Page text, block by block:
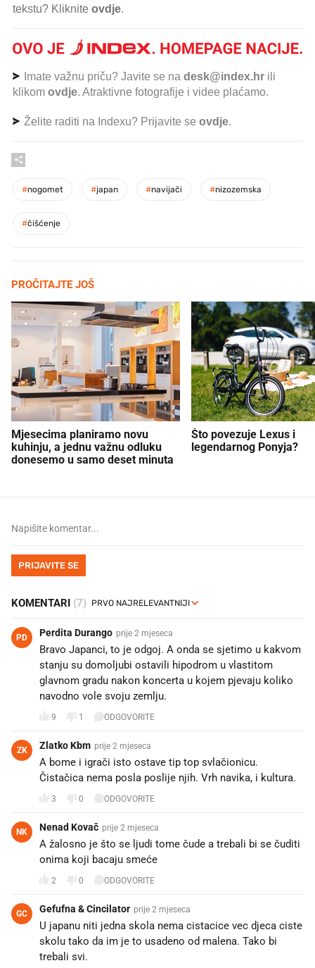
tekstu? Kliknite ovdje.
Imate važnu priču? Javite se na desk@index.hr ili
klikom ovdje. Atraktivne fotografije i videe plaćamo.
Želite raditi na Indexu? Prijavite se ovdje.
#nogomet #japan #navijači #nizozemska
#čišćenje
PROČITAJTE JOŠ
Mjesecima planiramo novu
kuhinju, a jednu važnu odluku
donesemo u samo deset minuta
Što povezuje Lexus i
legendarnog Ponyja?
PRIJAVITE SE
KOMENTARI (7)
PD Perdita Durango prije 2 mjeseca
Bravo Japanci, to je odgoj. A onda se sjetimo u kakvom
stanju su domoljubi ostavili hipodrom u vlastitom
glavnom gradu nakon koncerta u kojem pjevaju koliko
navodno vole svoju zemlju.
9 1 ODGOVORITE
ZK Zlatko Kbm prije 2 mjeseca
A bome i igrači isto ostave tip top svlačionicu.
Čistačica nema posla poslije njih. Vrh navika, i kultura.
3 0 ODGOVORITE
NK Nenad Kovač prije 2 mjeseca
A žalosno je što se ljudi tome čude a trebali bi se čuditi
onima koji bacaju smeće
2 0 ODGOVORITE
GC Gefufna & Cincilator prije 2 mjeseca
U japanu niti jedna skola nema cistacice vec djeca ciste
skolu tako da im je to usadeno od malena. Tako bi
trebali svi.